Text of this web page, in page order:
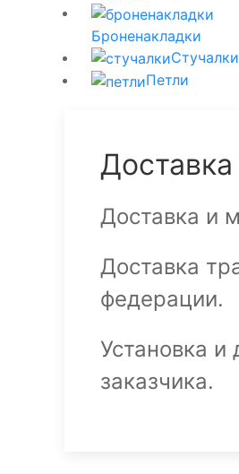
Броненакладки
Стучалки
Петли
Доставка и
Доставка
федерации.
Установка
заказчика.